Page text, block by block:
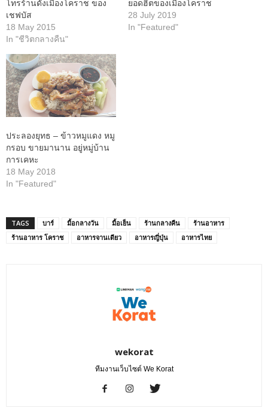
โทรร้านดังเมืองโคราช ของ
เชฟบัส
18 May 2015
In "ชีวิตกลางคืน"
ยอดฮิตของเมืองโคราช
28 July 2019
In "Featured"
ประลองยุทธ – ข้าวหมูแดง หมู
กรอบ ขายมานาน อยู่หมู่บ้าน
การเคหะ
18 May 2018
In "Featured"
TAGS บาร์ มื้อกลางวัน มื้อเย็น ร้านกลางคืน
ร้านอาหาร
ร้านอาหาร โคราช
อาหารจานเดียว อาหารญี่ปุ่น อาหารไทย
wekorat
ทีมงานเว็บไซต์ We Korat